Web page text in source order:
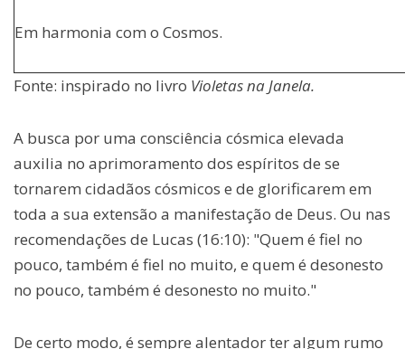
Em harmonia com o Cosmos.
Fonte: inspirado no livro Violetas na Janela.
A busca por uma consciência cósmica elevada
auxilia no aprimoramento dos espíritos de se
tornarem cidadãos cósmicos e de glorificarem em
toda a sua extensão a manifestação de Deus. Ou nas
recomendações de Lucas (16:10): "Quem é fiel no
pouco, também é fiel no muito, e quem é desonesto
no pouco, também é desonesto no muito."
De certo modo, é sempre alentador ter algum rumo